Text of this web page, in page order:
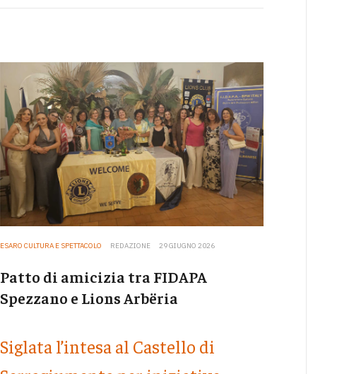
ESARO CULTURA E SPETTACOLO REDAZIONE 29 GIUGNO 2026
Patto di amicizia tra FIDAPA
Spezzano e Lions Arbëria
Siglata l’intesa al Castello di